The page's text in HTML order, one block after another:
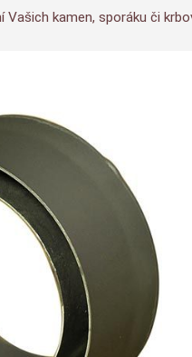
Vašich kamen, sporáku či